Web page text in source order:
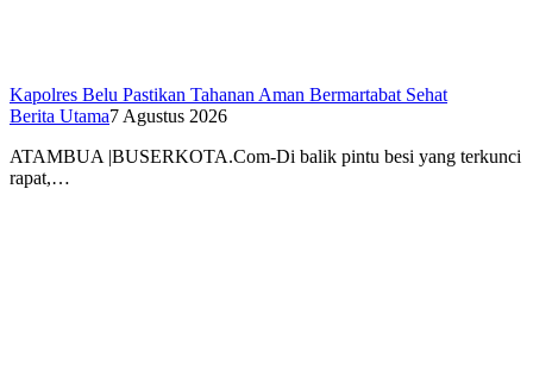
Kapolres Belu Pastikan Tahanan Aman Bermartabat Sehat
Berita Utama7 Agustus 2026
ATAMBUA |BUSERKOTA.Com-Di balik pintu besi yang terkunci
rapat,…